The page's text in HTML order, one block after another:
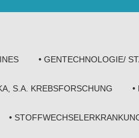
• GENTECHNOLOGIE/
S.A. KREBSFORSCHUNG •
•